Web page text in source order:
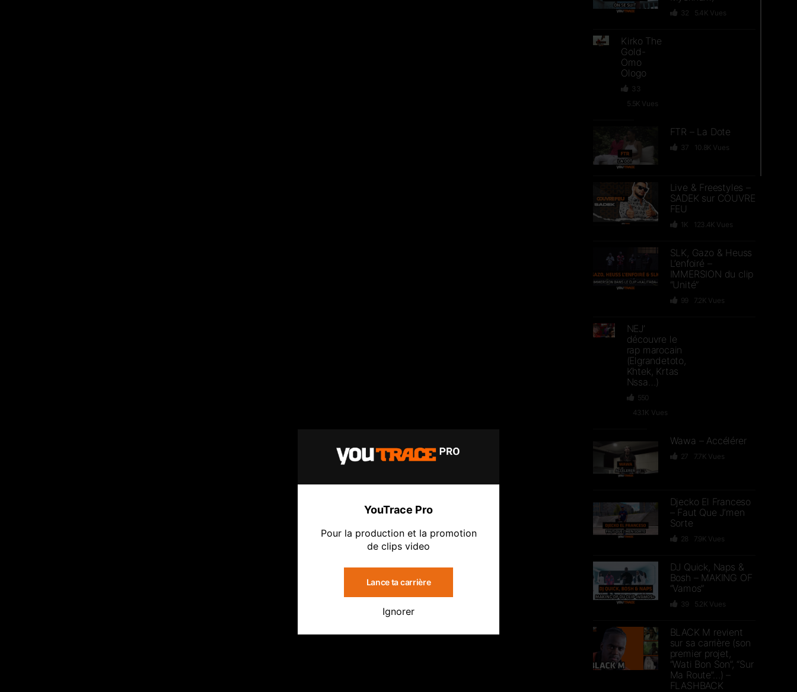
32 5.4K Vues
Kirko The
Gold-
Omo
Ologo
33
5.5K Vues
FTR – La Dote
37 10.8K Vues
Live & Freestyles –
SADEK sur COUVRE
FEU
1K 123.4K Vues
SLK, Gazo & Heuss
L’enfoiré –
IMMERSION du clip
“Unité”
99 7.2K Vues
NEJ’
découvre le
rap marocain
(Elgrandetoto,
Khtek, Krtas
Nssa…)
550
43.1K Vues
Wawa – Accélérer
27 7.7K Vues
Djecko El Franceso
– Faut Que J’men
Sorte
28 7.9K Vues
DJ Quick, Naps &
Bosh – MAKING OF
“Vamos”
39 5.2K Vues
BLACK M revient
sur sa carrière (son
premier projet,
“Wati Bon Son”, “Sur
Ma Route”…) –
FLASHBACK
YouTrace Pro
Pour la production et la promotion
de clips video
Lance ta carrière
Ignorer